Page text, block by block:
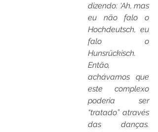
dizendo: ‘Ah, mas
eu não falo o
Hochdeutsch, eu
falo o
Hunsrückisch.
Então,
achávamos que
este complexo
poderia ser
“tratado” através
das danças.